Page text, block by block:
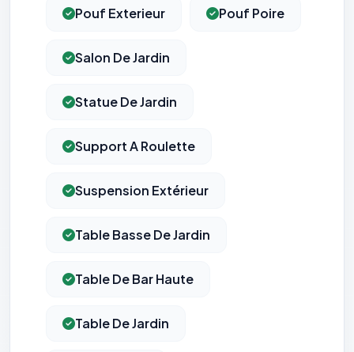
Pouf Exterieur Pouf Poire
Salon De Jardin
Statue De Jardin
Support A Roulette
Suspension Extérieur
Table Basse De Jardin
Table De Bar Haute
Table De Jardin